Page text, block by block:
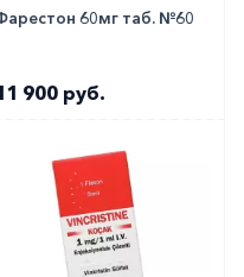
60мг таб. №60
900 руб.